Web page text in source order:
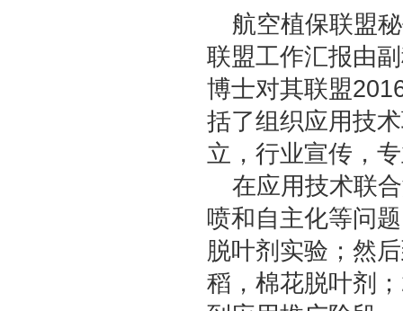
航空植保联盟
联盟工作汇报由
博士对其联盟
括了组织应用技
立，行业宣传，
在应用技术联
喷和自主化等问
脱叶剂实验；然
稻，棉花脱叶剂